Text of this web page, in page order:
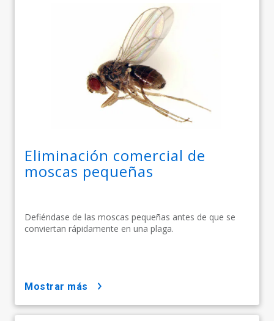
Eliminación comercial de
moscas pequeñas
Defiéndase de las moscas pequeñas antes de que se
conviertan rápidamente en una plaga.
mostrar más